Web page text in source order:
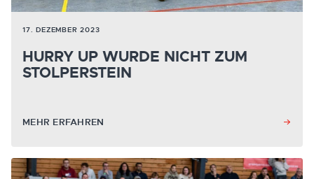
17. DEZEMBER 2023
HURRY UP WURDE NICHT ZUM
STOLPERSTEIN
MEHR ERFAHREN